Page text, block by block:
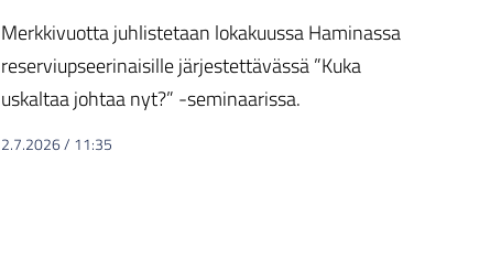
Merkkivuotta juhlistetaan lokakuussa Haminassa
reserviupseerinaisille järjestettävässä ”Kuka
uskaltaa johtaa nyt?” -seminaarissa.
2.7.2026/ 11:35